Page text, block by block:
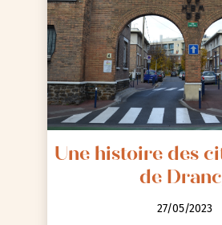
Une histoire des
de
27/05/2023